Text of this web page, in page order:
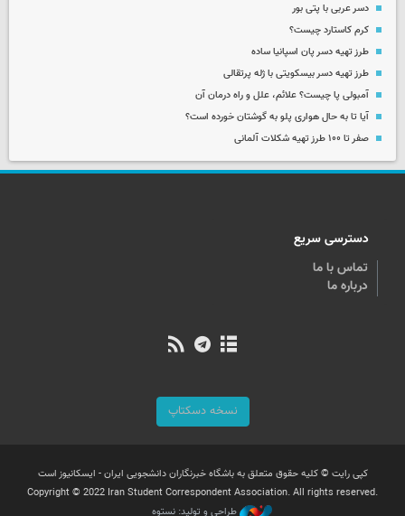
دسر عربی با پتی بور
کرم کاستارد چیست؟
طرز تهیه دسر پان اسپانیا ساده
طرز تهیه دسر بیسکویتی با ژله پرتقالی
آمبولی پا چیست؟ علائم، علل و راه درمان آن
آیا تا به حال هواری پلو به گوشتان خورده است؟
صفر تا ۱۰۰ طرز تهیه شکلات آلمانی
دسترسی سریع
تماس با ما
درباره ما
نسخه دسکتاپ
کپی رایت © کلیه حقوق متعلق به باشگاه خبرنگاران دانشجویی ایران - ایسکانیوز است
Copyright © 2022 Iran Student Correspondent Association. All rights reserved.
طراحی و تولید: نستوه